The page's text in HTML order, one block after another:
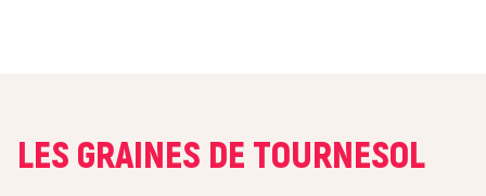
LES GRAINES DE TOURNESOL